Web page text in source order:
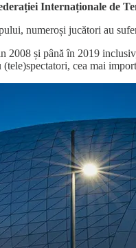
Internaționale de
numeroși jucători au
2008 și până în 2019
cea mai